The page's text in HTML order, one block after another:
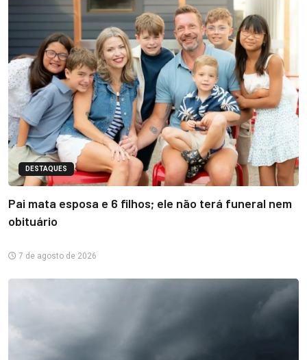
DESTAQUES
Pai mata esposa e 6 filhos; ele não terá funeral nem
obituário
7 de agosto de 2026